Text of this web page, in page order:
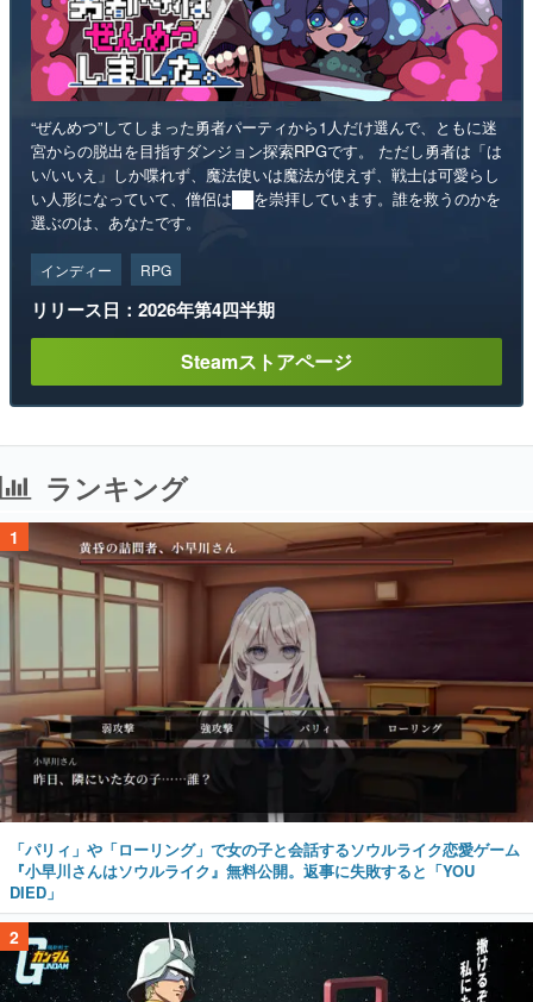
“ぜんめつ”してしまった勇者パーティから1人だけ選んで、ともに迷
宮からの脱出を目指すダンジョン探索RPGです。 ただし勇者は「は
い/いいえ」しか喋れず、魔法使いは魔法が使えず、戦士は可愛らし
い人形になっていて、僧侶は██を崇拝しています。誰を救うのかを
選ぶのは、あなたです。
インディー RPG
リリース日：2026年第4四半期
Steamストアページ
ランキング
1
「パリィ」や「ローリング」で女の子と会話するソウルライク恋愛ゲーム
『小早川さんはソウルライク』無料公開。返事に失敗すると「YOU
DIED」
2